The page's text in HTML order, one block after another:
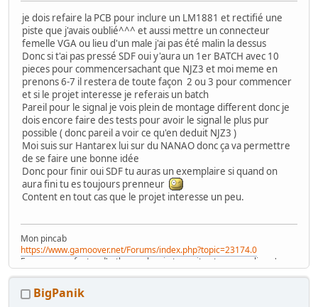
je dois refaire la PCB pour inclure un LM1881 et rectifié une
piste que j'avais oublié^^^ et aussi mettre un connecteur
femelle VGA ou lieu d'un male j'ai pas été malin la dessus
Donc si t'ai pas pressé SDF oui y'aura un 1er BATCH avec 10
pieces pour commencersachant que NJZ3 et moi meme en
prenons 6-7 il restera de toute façon 2 ou 3 pour commencer
et si le projet interesse je referais un batch
Pareil pour le signal je vois plein de montage different donc je
dois encore faire des tests pour avoir le signal le plus pur
possible ( donc pareil a voir ce qu'en deduit NJZ3 )
Moi suis sur Hantarex lui sur du NANAO donc ça va permettre
de se faire une bonne idée
Donc pour finir oui SDF tu auras un exemplaire si quand on
aura fini tu es toujours prenneur
Content en tout cas que le projet interesse un peu.
Mon pincab
https://www.gamoover.net/Forums/index.php?topic=23174.0
Excusez mes fautes d'orthographe , je tape vite et ne me relis qu'en
diagonale , mais j'espère ne pas être le pire
BigPanik